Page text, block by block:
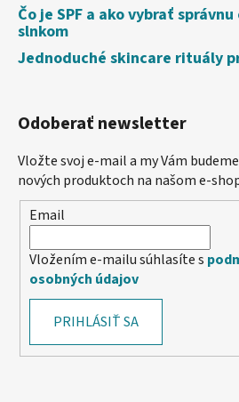
Čo je SPF a ako vybrať
slnkom
Jednoduché skincare rituály
Odoberať newsletter
Vložte svoj e-mail a my Vám
nových produktoch na našom e-
Email
Vložením e-mailu súhlasíte s
osobných údajov
PRIHLÁSIŤ SA